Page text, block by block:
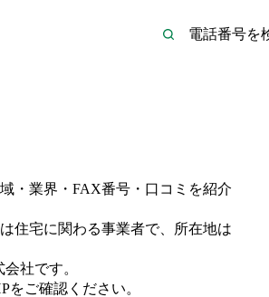
・業界・FAX番号・口コミを紹介
住宅に関わる事業者で、所在地は
会社です。
をご確認ください。